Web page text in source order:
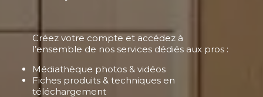
Créez votre compte et accédez à
l’ensemble de nos services dédiés aux pros :
Médiathèque photos & vidéos
Fiches produits & techniques en
téléchargement